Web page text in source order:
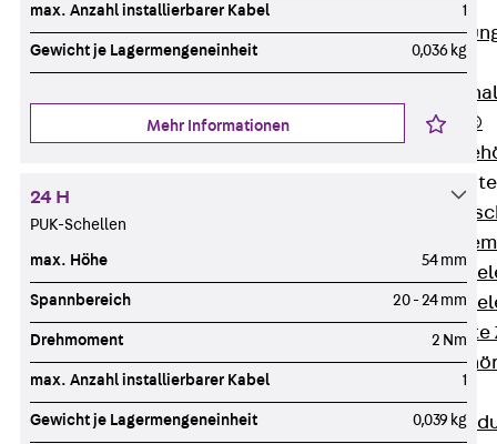
Zurück
Schalrohre
RAPIDOBAT®
Schalrohre
max. Anzahl installierbarer Kabel 1
Gewicht je Lagermengeneinheit 0,036 kg
Mehr Informationen
24 H
PUK-Schellen
max. Höhe 54 mm
Spannbereich 20 - 24 mm
Drehmoment 2 Nm
max. Anzahl installierbarer Kabel 1
Gewicht je Lagermengeneinheit 0,039 kg